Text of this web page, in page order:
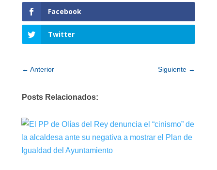
Facebook
Twitter
← Anterior Siguiente →
Posts Relacionados: